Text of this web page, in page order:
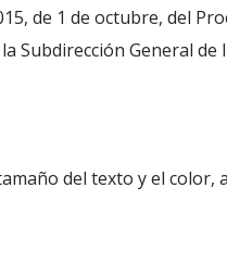
de 1 de octubre, del
Subdirección General
del texto y el